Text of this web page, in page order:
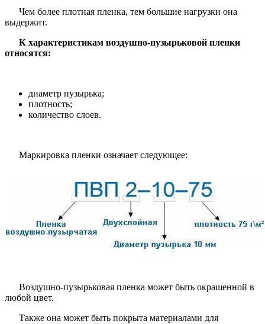
Чем более плотная пленка, тем большие нагрузки она
выдержит.
К характеристикам воздушно-пузырьковой пленки
относятся:
диаметр пузырька;
плотность;
количество слоев.
Маркировка пленки означает следующее:
Воздушно-пузырьковая пленка может быть окрашенной в
любой цвет.
Также она может быть покрыта материалами для